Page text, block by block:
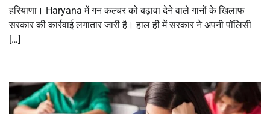
हरियाणा। Haryana में गन कल्चर को बढ़ावा देने वाले गानों के खिलाफ
सरकार की कार्रवाई लगातार जारी है। हाल ही में सरकार ने अपनी पॉलिसी
[…]